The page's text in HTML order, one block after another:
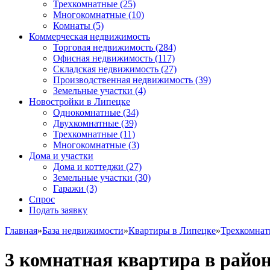
Трехкомнатные (25)
Многокомнатные (10)
Комнаты (5)
Коммерческая недвижимость
Торговая недвижимость (284)
Офисная недвижимость (117)
Складская недвижимость (27)
Производственная недвижимость (39)
Земельные участки (4)
Новостройки в Липецке
Однокомнатные (34)
Двухкомнатные (39)
Трехкомнатные (11)
Многокомнатные (3)
Дома и участки
Дома и коттеджи (27)
Земельные участки (30)
Гаражи (3)
Спрос
Подать заявку
Главная»База недвижимости»Квартиры в Липецке»
3 комнатная квартира в